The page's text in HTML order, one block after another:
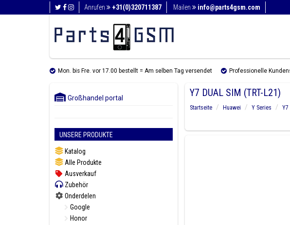
Anrufen +31(0)320711387 Mailen info@parts4gsm.com
Mon. bis Fre. vor 17.00 bestellt = Am selben Tag versendet Professionelle
Großhandel portal
UNSERE PRODUKTE
Katalog
Alle Produkte
Ausverkauf
Zubehör
Onderdelen
Google
Honor
Y7 DUAL SIM (TRT-L21)
Startseite Huawei Y Series
Y7